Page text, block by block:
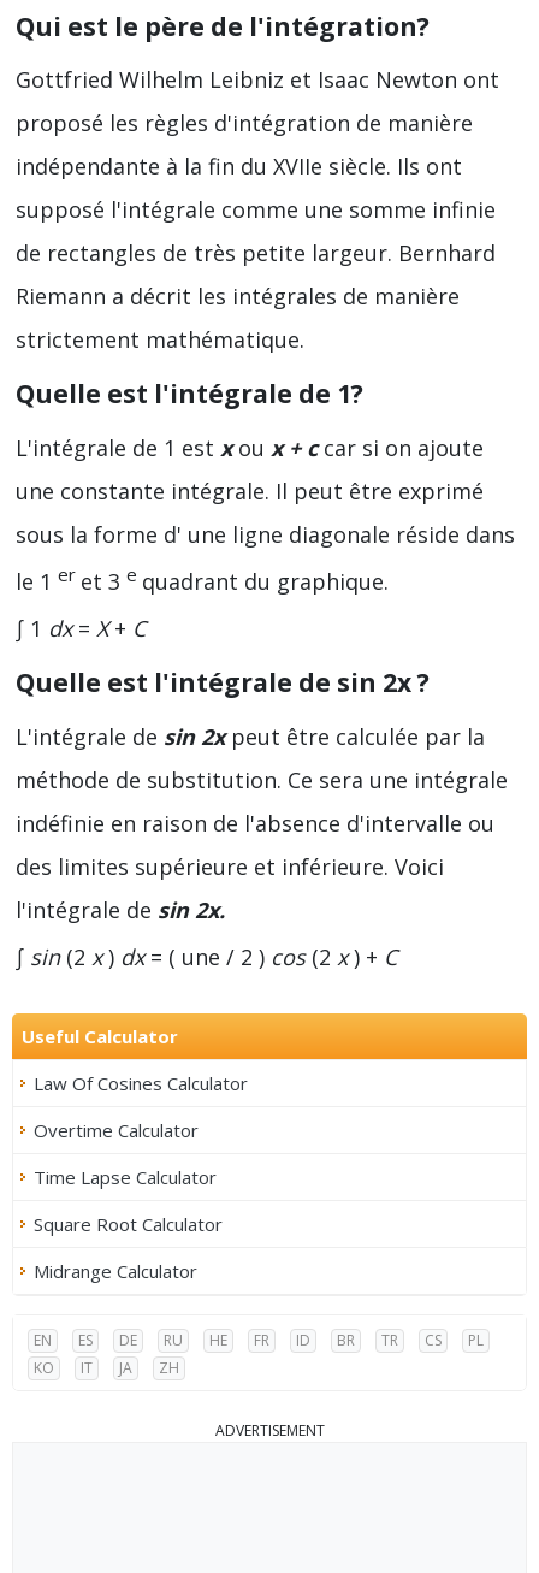
Qui est le père de l'intégration?
Gottfried Wilhelm Leibniz et Isaac Newton ont
proposé les règles d'intégration de manière
indépendante à la fin du XVIIe siècle. Ils ont
supposé l'intégrale comme une somme infinie
de rectangles de très petite largeur. Bernhard
Riemann a décrit les intégrales de manière
strictement mathématique.
Quelle est l'intégrale de 1?
L'intégrale de 1 est xou x + ccar si on ajoute
une constante intégrale. Il peut être exprimé
sous la forme d' une ligne diagonale réside dans
le 1 er et 3 e quadrant du graphique.
∫ 1 dx= X+ C
Quelle est l'intégrale de sin 2x?
L'intégrale de sin 2xpeut être calculée par la
méthode de substitution. Ce sera une intégrale
indéfinie en raison de l'absence d'intervalle ou
des limites supérieure et inférieure. Voici
l'intégrale de sin 2x.
∫ sin (2 x) dx= ( une / 2 ) cos (2 x) + C
Useful Calculator
Law Of Cosines Calculator
Overtime Calculator
Time Lapse Calculator
Square Root Calculator
Midrange Calculator
EN ES DE RU HE FR ID BR TR CS
PL
KO
IT JA ZH
ADVERTISEMENT